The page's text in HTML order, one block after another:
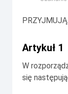
Artykuł 1
W
się